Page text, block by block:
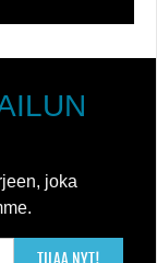
joka
TILAA NYT!